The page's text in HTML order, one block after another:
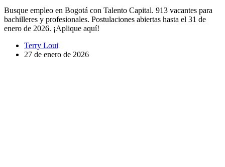
Busque empleo en Bogotá con Talento Capital. 913 vacantes para
bachilleres y profesionales. Postulaciones abiertas hasta el 31 de
enero de 2026. ¡Aplique aquí!
Terry Loui
27 de enero de 2026